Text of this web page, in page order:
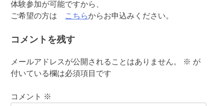
体験参加が可能ですから、
ご希望の方は
こちらからお申込みください。
コメントを残す
メールアドレスが公開されることはありません。 ※ が
付いている欄は必須項目です
コメント ※